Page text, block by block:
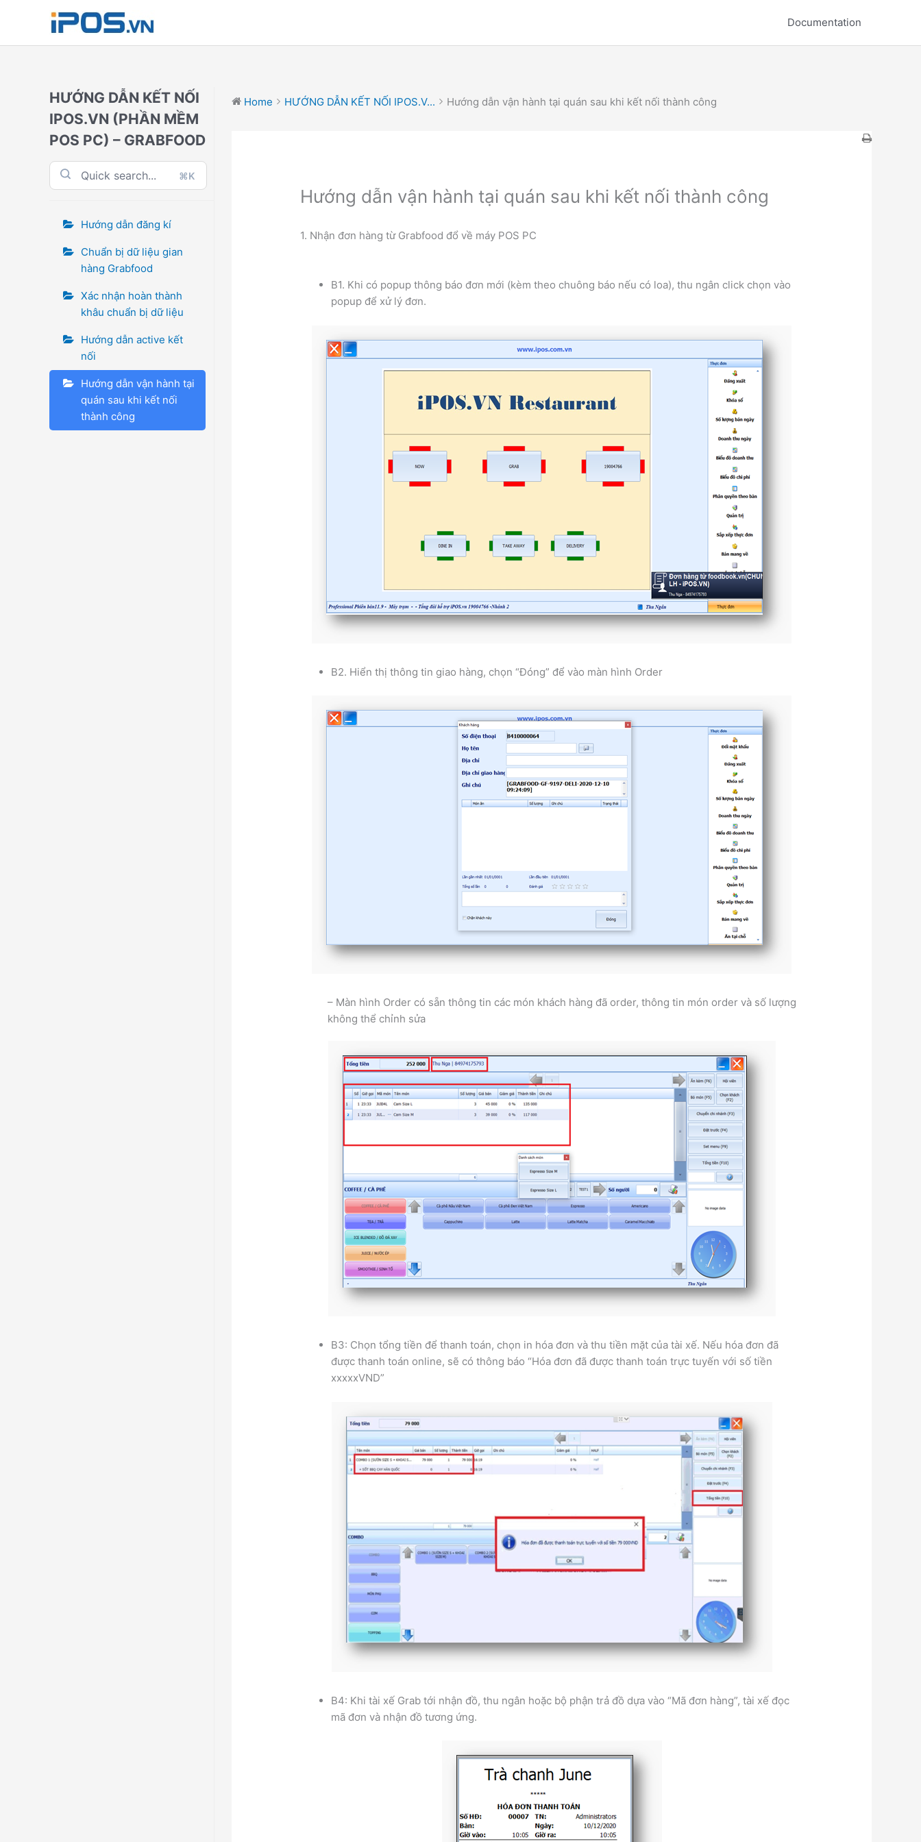
Documentation
HƯỚNG DẪN KẾT NỐI
IPOS.VN (PHẦN MỀM
POS PC) – GRABFOOD
⌘K
Hướng dẫn đăng kí
Chuẩn bị dữ liệu gian
hàng Grabfood
Xác nhận hoàn thành
khâu chuẩn bị dữ liệu
Hướng dẫn active kết
nối
Hướng dẫn vận hành tại
quán sau khi kết nối
thành công
Home HƯỚNG DẪN KẾT NỐI IPOS.V... Hướng dẫn vận hành tại quán sau khi kết nối thành công
Hướng dẫn vận hành tại quán sau khi kết nối thành công
1. Nhận đơn hàng từ Grabfood đổ về máy POS PC
B1. Khi có popup thông báo đơn mới (kèm theo chuông báo nếu có loa), thu ngân click chọn vào
popup để xử lý đơn.
B2. Hiển thị thông tin giao hàng, chọn “Đóng” để vào màn hình Order
– Màn hình Order có sẵn thông tin các món khách hàng đã order, thông tin món order và số lượng
không thể chỉnh sửa
B3: Chọn tổng tiền để thanh toán, chọn in hóa đơn và thu tiền mặt của tài xế. Nếu hóa đơn đã
được thanh toán online, sẽ có thông báo “Hóa đơn đã được thanh toán trực tuyến với số tiền
xxxxxVND”
B4: Khi tài xế Grab tới nhận đồ, thu ngân hoặc bộ phận trả đồ dựa vào “Mã đơn hàng”, tài xế đọc
mã đơn và nhận đồ tương ứng.